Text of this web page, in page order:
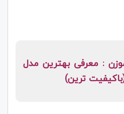
: معرفی بهترین مدل
ترین)